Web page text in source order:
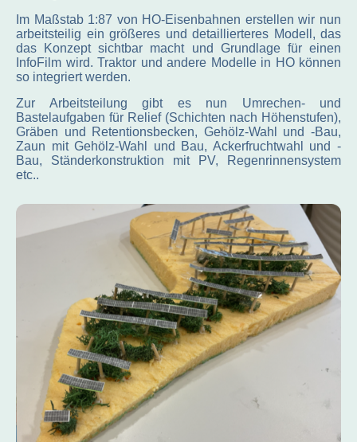
Im Maßstab 1:87 von HO-Eisenbahnen erstellen wir nun
arbeitsteilig ein größeres und detaillierteres Modell, das
das Konzept sichtbar macht und Grundlage für einen
InfoFilm wird. Traktor und andere Modelle in HO können
so integriert werden.
Zur Arbeitsteilung gibt es nun Umrechen- und
Bastelaufgaben für Relief (Schichten nach Höhenstufen),
Gräben und Retentionsbecken, Gehölz-Wahl und -Bau,
Zaun mit Gehölz-Wahl und Bau, Ackerfruchtwahl und -
Bau, Ständerkonstruktion mit PV, Regenrinnensystem
etc..